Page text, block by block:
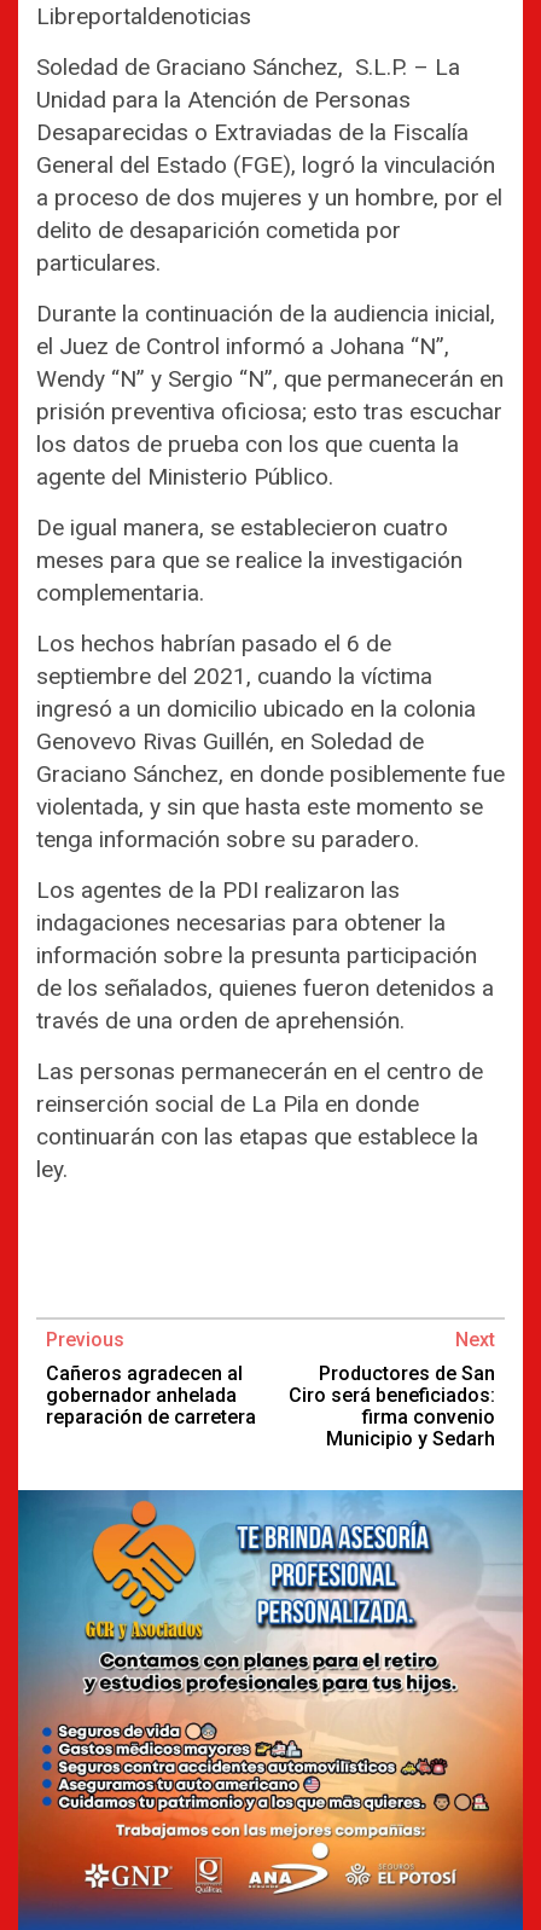
Libreportaldenoticias
Soledad de Graciano Sánchez, S.L.P. – La
Unidad para la Atención de Personas
Desaparecidas o Extraviadas de la Fiscalía
General del Estado (FGE), logró la vinculación
a proceso de dos mujeres y un hombre, por el
delito de desaparición cometida por
particulares.
Durante la continuación de la audiencia inicial,
el Juez de Control informó a Johana “N”,
Wendy “N” y Sergio “N”, que permanecerán en
prisión preventiva oficiosa; esto tras escuchar
los datos de prueba con los que cuenta la
agente del Ministerio Público.
De igual manera, se establecieron cuatro
meses para que se realice la investigación
complementaria.
Los hechos habrían pasado el 6 de
septiembre del 2021, cuando la víctima
ingresó a un domicilio ubicado en la colonia
Genovevo Rivas Guillén, en Soledad de
Graciano Sánchez, en donde posiblemente fue
violentada, y sin que hasta este momento se
tenga información sobre su paradero.
Los agentes de la PDI realizaron las
indagaciones necesarias para obtener la
información sobre la presunta participación
de los señalados, quienes fueron detenidos a
través de una orden de aprehensión.
Las personas permanecerán en el centro de
reinserción social de La Pila en donde
continuarán con las etapas que establece la
ley.
Continue
Reading
Previous
Cañeros agradecen al
gobernador anhelada
reparación de carretera
Next
Productores de San
Ciro será beneficiados:
firma convenio
Municipio y Sedarh